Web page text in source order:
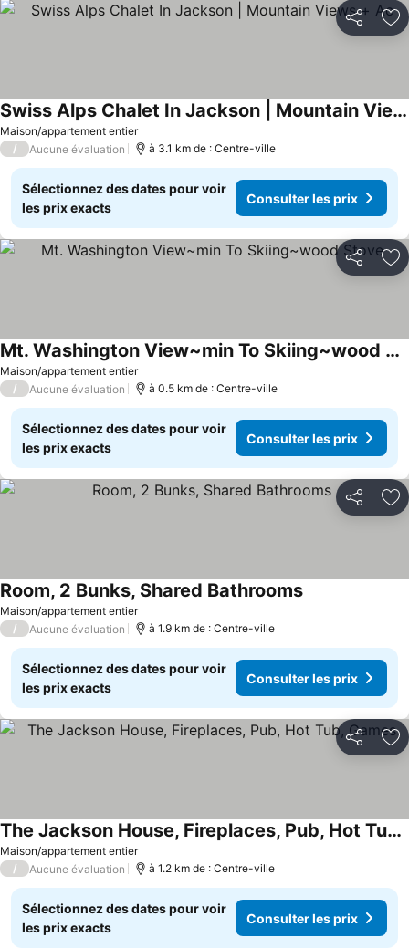
Partager
Maison/appartement entier
Swiss Alps Chalet In Jackson | Mountain Views + Ac
/ Aucune évaluation à 3.1 km de : Centre-ville
Sélectionnez des dates pour voir
les prix exacts
Consulter les prix
Partager
Maison/appartement entier
Mt. Washington View~min To Skiing~wood Stove
/ Aucune évaluation à 0.5 km de : Centre-ville
Sélectionnez des dates pour voir
les prix exacts
Consulter les prix
Partager
Maison/appartement entier
Room, 2 Bunks, Shared Bathrooms
/ Aucune évaluation à 1.9 km de : Centre-ville
Sélectionnez des dates pour voir
les prix exacts
Consulter les prix
Partager
Maison/appartement entier
The Jackson House, Fireplaces, Pub, Hot Tub, Games
/ Aucune évaluation à 1.2 km de : Centre-ville
Sélectionnez des dates pour voir
les prix exacts
Consulter les prix